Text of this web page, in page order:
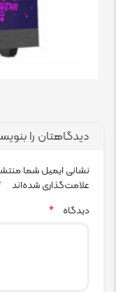
دیدگاهتان را
نشانی ایمیل شما
علامت‌گذاری شده‌اند
دیدگاه
*